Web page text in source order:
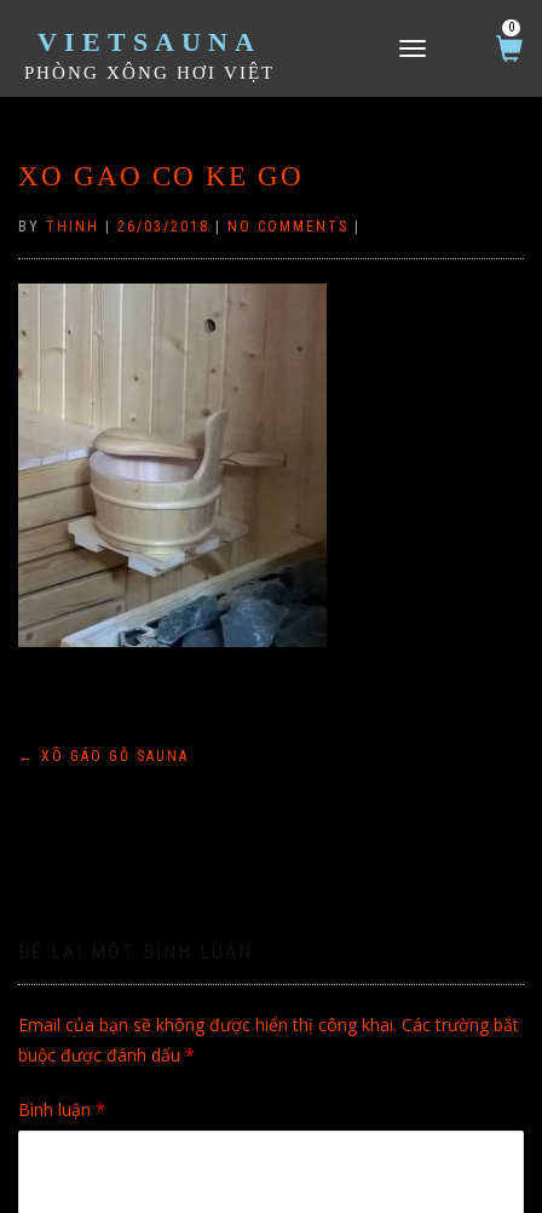
VIETSAUNA
PHÒNG XÔNG HƠI VIỆT
TOGGLE NAVIGATION
0
XO GAO CO KE GO
BY THINH 26/03/2018 NO COMMENTS
Điều
← XÔ GÁO GỖ SAUNA
Email của bạn sẽ không được hiển thị công khai. Các trường bắt
buộc được đánh dấu *
Bình luận *